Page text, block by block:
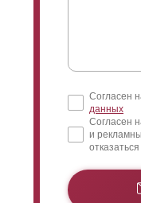
Согласен
данных
Согласен
и